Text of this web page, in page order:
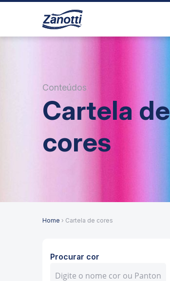
Conteúdos
Cartela de
cores
Home › Cartela de cores
Procurar cor